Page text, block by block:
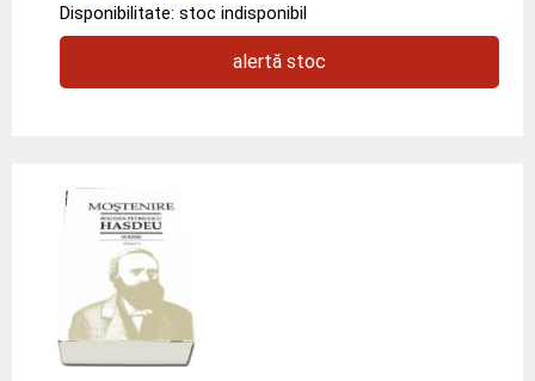
Disponibilitate: stoc indisponibil
alertă stoc